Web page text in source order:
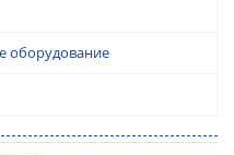
оборудование